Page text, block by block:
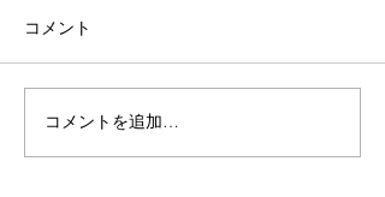
一双麻希 初めてのグラ
ンピング
コメント
コメントを追加…